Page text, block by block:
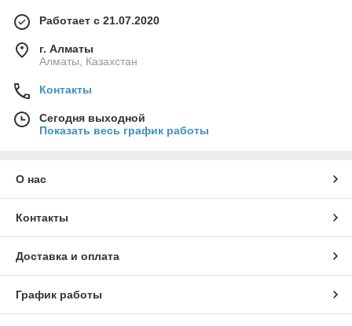
Работает с 21.07.2020
г. Алматы
Алматы, Казахстан
Контакты
Сегодня выходной
Показать весь график работы
О нас
Контакты
Доставка и оплата
График работы